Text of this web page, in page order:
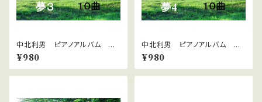
中北利男 ピアノアルバム 夢
３
¥980
中北利男 ピアノアルバム 夢
４
¥980